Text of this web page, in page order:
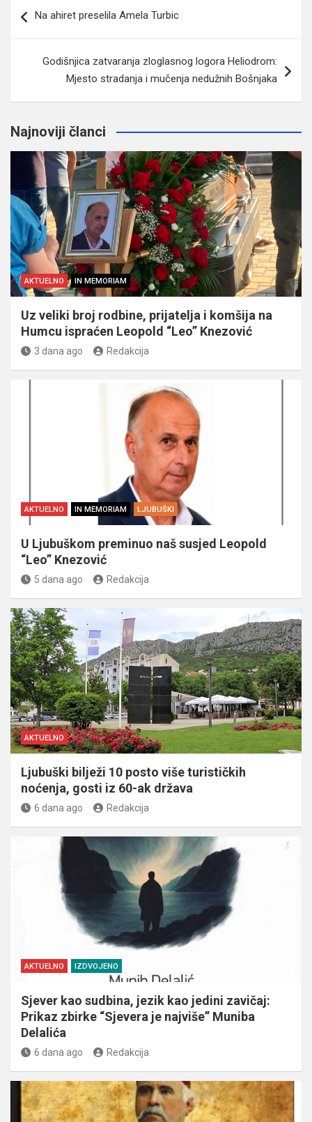
članaka
Na ahiret preselila Amela Turbic
Godišnjica zatvaranja zloglasnog logora Heliodrom:
Mjesto stradanja i mučenja nedužnih Bošnjaka
Najnoviji članci
AKTUELNO IN MEMORIAM
Uz veliki broj rodbine, prijatelja i komšija na
Humcu ispraćen Leopold “Leo” Knezović
3 dana ago Redakcija
AKTUELNO IN MEMORIAM LJUBUŠKI
U Ljubuškom preminuo naš susjed Leopold
“Leo” Knezović
5 dana ago Redakcija
AKTUELNO
Ljubuški bilježi 10 posto više turističkih
noćenja, gosti iz 60-ak država
6 dana ago Redakcija
AKTUELNO IZDVOJENO
Sjever kao sudbina, jezik kao jedini zavičaj:
Prikaz zbirke “Sjevera je najviše” Muniba
Delalića
6 dana ago Redakcija